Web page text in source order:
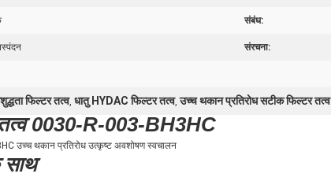
संबंध:
संरचना:
फिल्टर तत्व, धातु HYDAC फिल्टर तत्व,उच्च थकान प्रतिरोध सटीक फिल्टर तत्व
0030-R-003-BH3HC
उच्च थकान प्रतिरोध उत्कृष्ट अवशोषण स्वचालन
साथ